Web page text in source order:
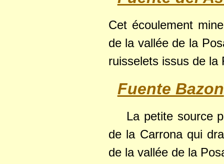
Cet écoulement
de la vallée de la
ruisselets issus de la
Fuente Bazon
La petite source
de la Carrona qui
de la vallée de la